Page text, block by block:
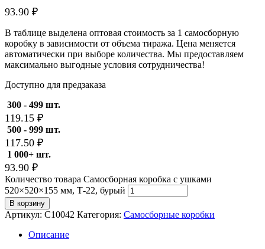
93.90 ₽
В таблице выделена оптовая стоимость за 1 самосборную
коробку в зависимости от объема тиража. Цена меняется
автоматически при выборе количества. Мы предоставляем
максимально выгодные условия сотрудничества!
Доступно для предзаказа
300 - 499 шт.
119.15 ₽
500 - 999 шт.
117.50 ₽
1 000+ шт.
93.90 ₽
Количество товара Самосборная коробка с ушками
520×520×155 мм, Т-22, бурый
В корзину
Артикул: С10042 Категория: Самосборные коробки
Описание